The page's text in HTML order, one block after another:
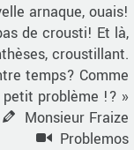
arnaque, ouais!
de crousti! Et là,
croustillant.
temps? Comme
problème !? »
Monsieur Fraize
Problemos